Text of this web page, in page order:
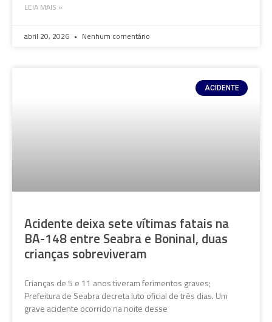
LEIA MAIS »
abril 20, 2026 Nenhum comentário
ACIDENTE
Acidente deixa sete vítimas fatais na
BA-148 entre Seabra e Boninal, duas
crianças sobreviveram
Crianças de 5 e 11 anos tiveram ferimentos graves;
Prefeitura de Seabra decreta luto oficial de três dias. Um
grave acidente ocorrido na noite desse